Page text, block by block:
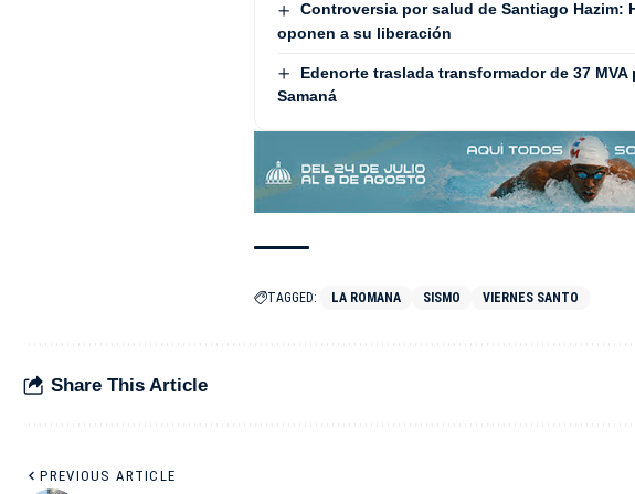
Controversia por salud de Santiago Hazim:
oponen a su liberación
Edenorte traslada transformador de 37
Samaná
TAGGED: LA ROMANA SISMO VIERNES SANTO
Share This Article
PREVIOUS ARTICLE